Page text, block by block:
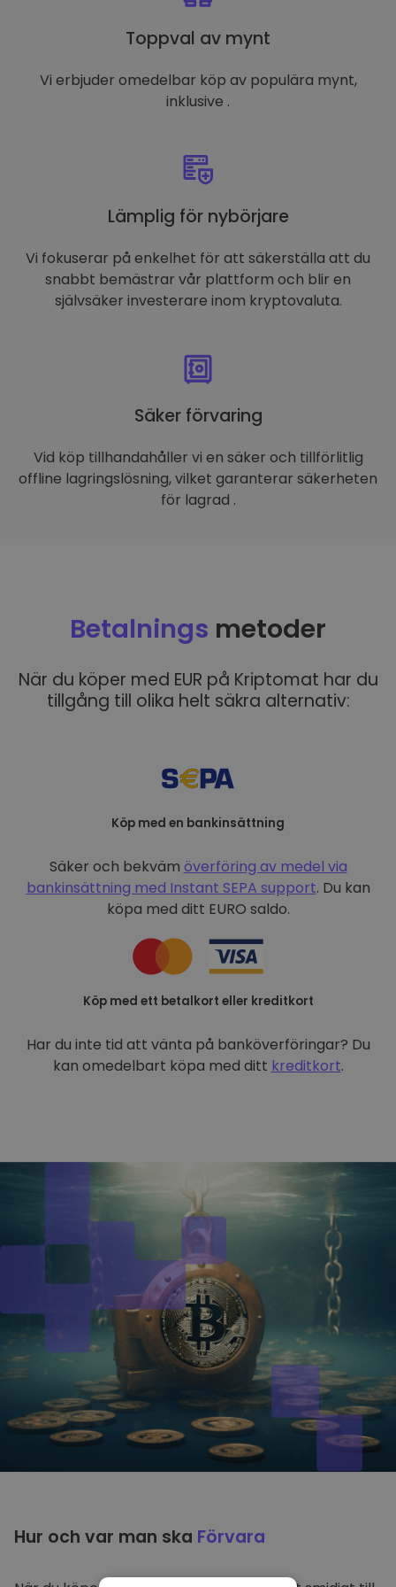
Toppval av mynt
Vi erbjuder omedelbar köp av populära mynt,
inklusive .
Lämplig för nybörjare
Vi fokuserar på enkelhet för att säkerställa att du
snabbt bemästrar vår plattform och blir en
självsäker investerare inom kryptovaluta.
Säker förvaring
Vid köp tillhandahåller vi en säker och tillförlitlig
offline lagringslösning, vilket garanterar säkerheten
för lagrad .
Betalnings metoder
När du köper med EUR på Kriptomat har du
tillgång till olika helt säkra alternativ:
Köp med en bankinsättning
Säker och bekväm överföring av medel via
bankinsättning med Instant SEPA support. Du kan
köpa med ditt EURO saldo.
Köp med ett betalkort eller kreditkort
Har du inte tid att vänta på banköverföringar? Du
kan omedelbart köpa med ditt kreditkort.
Hur och var man ska Förvara